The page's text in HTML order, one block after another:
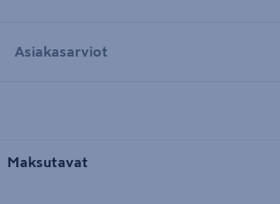
Asiakasarviot
Maksutavat